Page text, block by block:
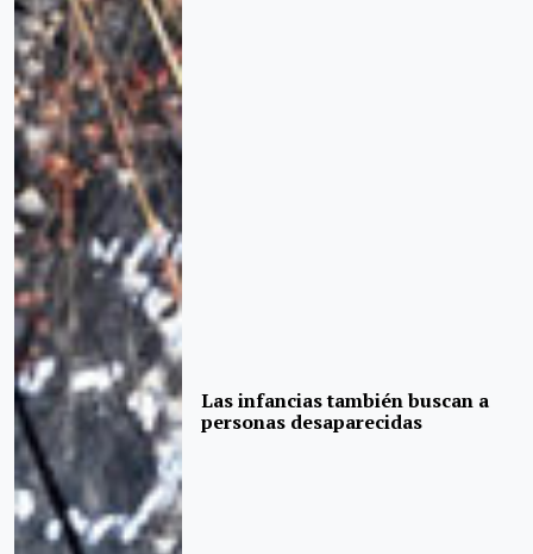
Las infancias también buscan a
personas desaparecidas